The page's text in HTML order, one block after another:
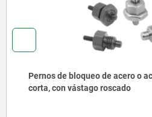
Pernos de bloqueo de acero o
anilla de tracción de acero